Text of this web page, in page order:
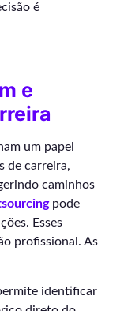
é
e
um papel
de carreira,
caminhos
pode
Esses
profissional. As
identificar